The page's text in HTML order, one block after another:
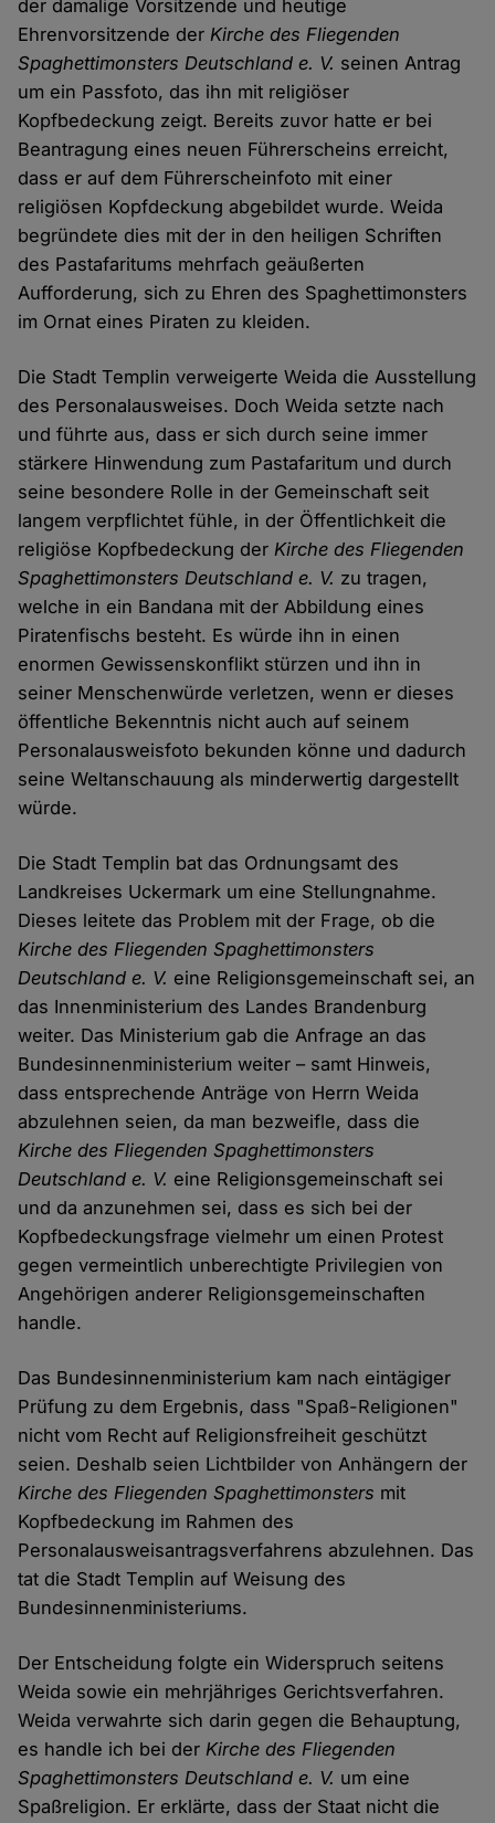
der damalige Vorsitzende und heutige
Ehrenvorsitzende derKirche des Fliegenden
Spaghettimonsters Deutschland e. V. seinen Antrag
um ein Passfoto, das ihn mit religiöser
Kopfbedeckung zeigt. Bereits zuvor hatte er bei
Beantragung eines neuen Führerscheins erreicht,
dass er auf dem Führerscheinfoto mit einer
religiösen Kopfdeckung abgebildet wurde. Weida
begründete dies mit der in den heiligen Schriften
des Pastafaritums mehrfach geäußerten
Aufforderung, sich zu Ehren des Spaghettimonsters
im Ornat eines Piraten zu kleiden.
Die Stadt Templin verweigerte Weida die Ausstellung
des Personalausweises. Doch Weida setzte nach
und führte aus, dass er sich durch seine immer
stärkere Hinwendung zum Pastafaritum und durch
seine besondere Rolle in der Gemeinschaft seit
langem verpflichtet fühle, in der Öffentlichkeit die
religiöse Kopfbedeckung derKirche des Fliegenden
Spaghettimonsters Deutschland e. V. zu tragen,
welche in ein Bandana mit der Abbildung eines
Piratenfischs besteht. Es würde ihn in einen
enormen Gewissenskonflikt stürzen und ihn in
seiner Menschenwürde verletzen, wenn er dieses
öffentliche Bekenntnis nicht auch auf seinem
Personalausweisfoto bekunden könne und dadurch
seine Weltanschauung als minderwertig dargestellt
würde.
Die Stadt Templin bat das Ordnungsamt des
Landkreises Uckermark um eine Stellungnahme.
Dieses leitete das Problem mit der Frage, ob die
Kirche des Fliegenden Spaghettimonsters
Deutschland e. V. eine Religionsgemeinschaft sei, an
das Innenministerium des Landes Brandenburg
weiter. Das Ministerium gab die Anfrage an das
Bundesinnenministerium weiter – samt Hinweis,
dass entsprechende Anträge von Herrn Weida
abzulehnen seien, da man bezweifle, dass die
Kirche des Fliegenden Spaghettimonsters
Deutschland e. V. eine Religionsgemeinschaft sei
und da anzunehmen sei, dass es sich bei der
Kopfbedeckungsfrage vielmehr um einen Protest
gegen vermeintlich unberechtigte Privilegien von
Angehörigen anderer Religionsgemeinschaften
handle.
Das Bundesinnenministerium kam nach eintägiger
Prüfung zu dem Ergebnis, dass "Spaß-Religionen"
nicht vom Recht auf Religionsfreiheit geschützt
seien. Deshalb seien Lichtbilder von Anhängern der
Kirche des Fliegenden Spaghettimonsters mit
Kopfbedeckung im Rahmen des
Personalausweisantragsverfahrens abzulehnen. Das
tat die Stadt Templin auf Weisung des
Bundesinnenministeriums.
Der Entscheidung folgte ein Widerspruch seitens
Weida sowie ein mehrjähriges Gerichtsverfahren.
Weida verwahrte sich darin gegen die Behauptung,
es handle ich bei derKirche des Fliegenden
Spaghettimonsters Deutschland e. V. um eine
Spaßreligion. Er erklärte, dass der Staat nicht die